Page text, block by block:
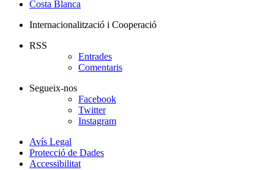
Costa Blanca
Internacionalització i Cooperació
RSS
Entrades
Comentaris
Segueix-nos
Facebook
Twitter
Instagram
Avís Legal
Protecció de Dades
Accessibilitat